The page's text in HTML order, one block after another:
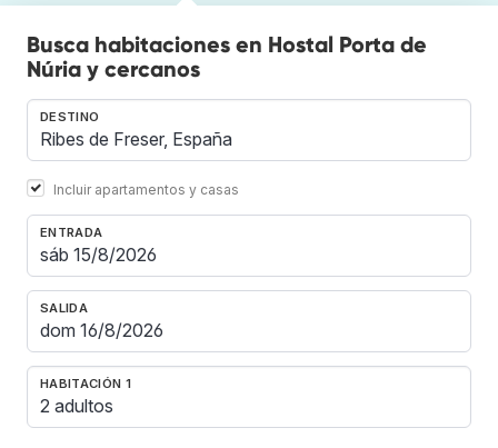
Busca habitaciones en Hostal Porta de
Núria y cercanos
DESTINO
Incluir apartamentos y casas
ENTRADA
SALIDA
HABITACIÓN 1
2 adultos